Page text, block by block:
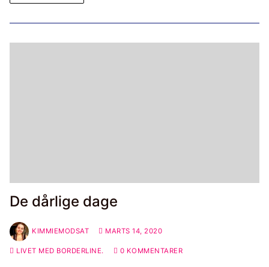
De dårlige dage
KIMMIEMODSAT MARTS 14, 2020
LIVET MED BORDERLINE. 0 KOMMENTARER